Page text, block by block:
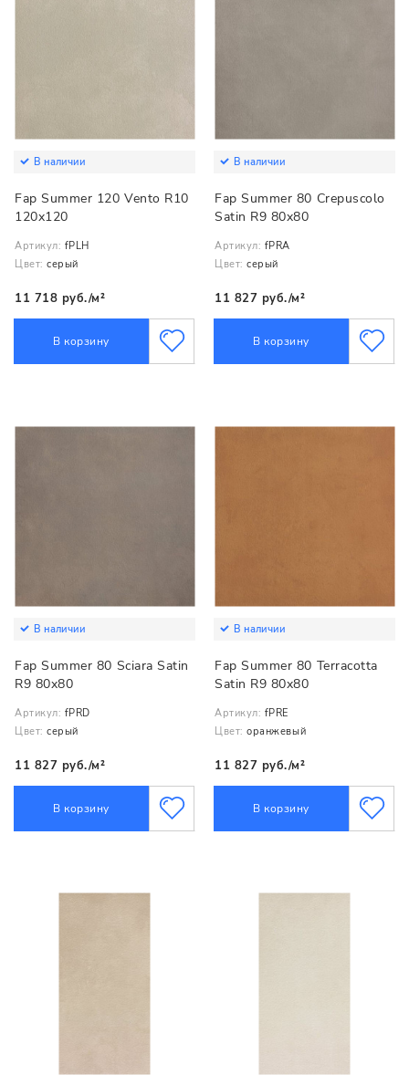
В наличии
Fap Summer 120 Vento R10
120x120
Артикул: fPLH
Цвет: серый
11 718 руб./м²
В корзину
В наличии
Fap Summer 80 Crepuscolo
Satin R9 80x80
Артикул: fPRA
Цвет: серый
11 827 руб./м²
В корзину
В наличии
Fap Summer 80 Sciara Satin
R9 80x80
Артикул: fPRD
Цвет: серый
11 827 руб./м²
В корзину
В наличии
Fap Summer 80 Terracotta
Satin R9 80x80
Артикул: fPRE
Цвет: оранжевый
11 827 руб./м²
В корзину